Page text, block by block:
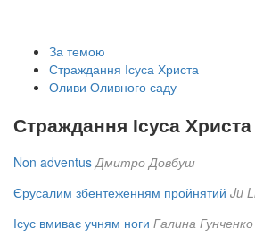
За темою
Страждання Ісуса Христа
Оливи Оливного саду
Страждання Ісуса Христа
Non adventus Дмитро Довбуш
Єрусалим збентеженням пройнятий Ju
Ісус вмиває учням ноги Галина Гунченко